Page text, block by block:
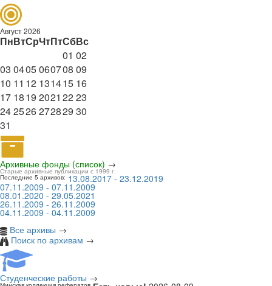
Август 2026
ПнВтСрЧтПтСбВс
01 02
03 0405060708 09
10 11 12 131415 16
17 1819 2021 2223
242526272829 30
31
Архивные фонды (список) →
Старые архивные публикации с 1999 г.
Последние 5 архивов: 13.08.2017 - 23.12.2019
07.11.2009 - 07.11.2009
08.01.2020 - 29.05.2021
26.11.2009 - 26.11.2009
04.11.2009 - 04.11.2009
Все архивы →
Поиск по архивам →
Студенческие работы →